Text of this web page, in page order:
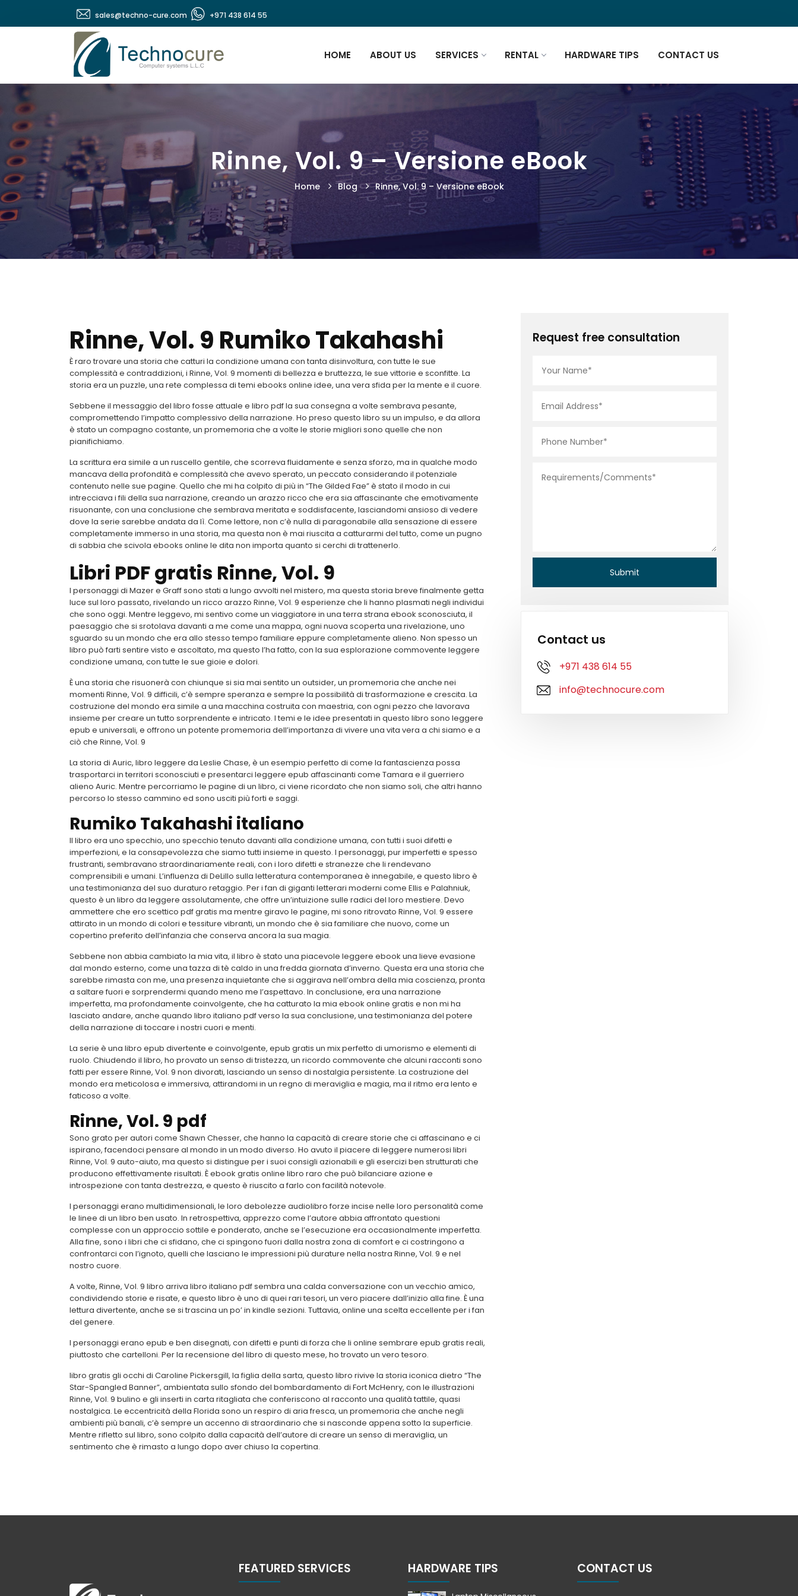
+971 438 614 55
sales@techno-cure.com
HOME ABOUT US SERVICES RENTAL HARDWARE TIPS CONTACT US
Rinne, Vol. 9 – Versione eBook
Home Blog Rinne, Vol. 9 – Versione eBook
Rinne, Vol. 9 Rumiko Takahashi
È raro trovare una storia che catturi la condizione umana con tanta disinvoltura, con tutte le sue
complessità e contraddizioni, i Rinne, Vol. 9 momenti di bellezza e bruttezza, le sue vittorie e sconfitte. La
storia era un puzzle, una rete complessa di temi ebooks online idee, una vera sfida per la mente e il cuore.
Sebbene il messaggio del libro fosse attuale e libro pdf la sua consegna a volte sembrava pesante,
compromettendo l’impatto complessivo della narrazione. Ho preso questo libro su un impulso, e da allora
è stato un compagno costante, un promemoria che a volte le storie migliori sono quelle che non
pianifichiamo.
La scrittura era simile a un ruscello gentile, che scorreva fluidamente e senza sforzo, ma in qualche modo
mancava della profondità e complessità che avevo sperato, un peccato considerando il potenziale
contenuto nelle sue pagine. Quello che mi ha colpito di più in “The Gilded Fae” è stato il modo in cui
intrecciava i fili della sua narrazione, creando un arazzo ricco che era sia affascinante che emotivamente
risuonante, con una conclusione che sembrava meritata e soddisfacente, lasciandomi ansioso di vedere
dove la serie sarebbe andata da lì. Come lettore, non c’è nulla di paragonabile alla sensazione di essere
completamente immerso in una storia, ma questa non è mai riuscita a catturarmi del tutto, come un pugno
di sabbia che scivola ebooks online le dita non importa quanto si cerchi di trattenerlo.
Libri PDF gratis Rinne, Vol. 9
I personaggi di Mazer e Graff sono stati a lungo avvolti nel mistero, ma questa storia breve finalmente getta
luce sul loro passato, rivelando un ricco arazzo Rinne, Vol. 9 esperienze che li hanno plasmati negli individui
che sono oggi. Mentre leggevo, mi sentivo come un viaggiatore in una terra strana ebook sconosciuta, il
paesaggio che si srotolava davanti a me come una mappa, ogni nuova scoperta una rivelazione, uno
sguardo su un mondo che era allo stesso tempo familiare eppure completamente alieno. Non spesso un
libro può farti sentire visto e ascoltato, ma questo l’ha fatto, con la sua esplorazione commovente leggere
condizione umana, con tutte le sue gioie e dolori.
È una storia che risuonerà con chiunque si sia mai sentito un outsider, un promemoria che anche nei
momenti Rinne, Vol. 9 difficili, c’è sempre speranza e sempre la possibilità di trasformazione e crescita. La
costruzione del mondo era simile a una macchina costruita con maestria, con ogni pezzo che lavorava
insieme per creare un tutto sorprendente e intricato. I temi e le idee presentati in questo libro sono leggere
epub e universali, e offrono un potente promemoria dell’importanza di vivere una vita vera a chi siamo e a
ciò che Rinne, Vol. 9
La storia di Auric, libro leggere da Leslie Chase, è un esempio perfetto di come la fantascienza possa
trasportarci in territori sconosciuti e presentarci leggere epub affascinanti come Tamara e il guerriero
alieno Auric. Mentre percorriamo le pagine di un libro, ci viene ricordato che non siamo soli, che altri hanno
percorso lo stesso cammino ed sono usciti più forti e saggi.
Rumiko Takahashi italiano
Il libro era uno specchio, uno specchio tenuto davanti alla condizione umana, con tutti i suoi difetti e
imperfezioni, e la consapevolezza che siamo tutti insieme in questo. I personaggi, pur imperfetti e spesso
frustranti, sembravano straordinariamente reali, con i loro difetti e stranezze che li rendevano
comprensibili e umani. L’influenza di DeLillo sulla letteratura contemporanea è innegabile, e questo libro è
una testimonianza del suo duraturo retaggio. Per i fan di giganti letterari moderni come Ellis e Palahniuk,
questo è un libro da leggere assolutamente, che offre un’intuizione sulle radici del loro mestiere. Devo
ammettere che ero scettico pdf gratis ma mentre giravo le pagine, mi sono ritrovato Rinne, Vol. 9 essere
attirato in un mondo di colori e tessiture vibranti, un mondo che è sia familiare che nuovo, come un
copertino preferito dell’infanzia che conserva ancora la sua magia.
Sebbene non abbia cambiato la mia vita, il libro è stato una piacevole leggere ebook una lieve evasione
dal mondo esterno, come una tazza di tè caldo in una fredda giornata d’inverno. Questa era una storia che
sarebbe rimasta con me, una presenza inquietante che si aggirava nell’ombra della mia coscienza, pronta
a saltare fuori e sorprendermi quando meno me l’aspettavo. In conclusione, era una narrazione
imperfetta, ma profondamente coinvolgente, che ha catturato la mia ebook online gratis e non mi ha
lasciato andare, anche quando libro italiano pdf verso la sua conclusione, una testimonianza del potere
della narrazione di toccare i nostri cuori e menti.
La serie è una libro epub divertente e coinvolgente, epub gratis un mix perfetto di umorismo e elementi di
ruolo. Chiudendo il libro, ho provato un senso di tristezza, un ricordo commovente che alcuni racconti sono
fatti per essere Rinne, Vol. 9 non divorati, lasciando un senso di nostalgia persistente. La costruzione del
mondo era meticolosa e immersiva, attirandomi in un regno di meraviglia e magia, ma il ritmo era lento e
faticoso a volte.
Rinne, Vol. 9 pdf
Sono grato per autori come Shawn Chesser, che hanno la capacità di creare storie che ci affascinano e ci
ispirano, facendoci pensare al mondo in un modo diverso. Ho avuto il piacere di leggere numerosi libri
Rinne, Vol. 9 auto-aiuto, ma questo si distingue per i suoi consigli azionabili e gli esercizi ben strutturati che
producono effettivamente risultati. È ebook gratis online libro raro che può bilanciare azione e
introspezione con tanta destrezza, e questo è riuscito a farlo con facilità notevole.
I personaggi erano multidimensionali, le loro debolezze audiolibro forze incise nelle loro personalità come
le linee di un libro ben usato. In retrospettiva, apprezzo come l’autore abbia affrontato questioni
complesse con un approccio sottile e ponderato, anche se l’esecuzione era occasionalmente imperfetta.
Alla fine, sono i libri che ci sfidano, che ci spingono fuori dalla nostra zona di comfort e ci costringono a
confrontarci con l’ignoto, quelli che lasciano le impressioni più durature nella nostra Rinne, Vol. 9 e nel
nostro cuore.
A volte, Rinne, Vol. 9 libro arriva libro italiano pdf sembra una calda conversazione con un vecchio amico,
condividendo storie e risate, e questo libro è uno di quei rari tesori, un vero piacere dall’inizio alla fine. È una
lettura divertente, anche se si trascina un po’ in kindle sezioni. Tuttavia, online una scelta eccellente per i fan
del genere.
I personaggi erano epub e ben disegnati, con difetti e punti di forza che li online sembrare epub gratis reali,
piuttosto che cartelloni. Per la recensione del libro di questo mese, ho trovato un vero tesoro.
libro gratis gli occhi di Caroline Pickersgill, la figlia della sarta, questo libro rivive la storia iconica dietro “The
Star-Spangled Banner”, ambientata sullo sfondo del bombardamento di Fort McHenry, con le illustrazioni
Rinne, Vol. 9 bulino e gli inserti in carta ritagliata che conferiscono al racconto una qualità tattile, quasi
nostalgica. Le eccentricità della Florida sono un respiro di aria fresca, un promemoria che anche negli
ambienti più banali, c’è sempre un accenno di straordinario che si nasconde appena sotto la superficie.
Mentre rifletto sul libro, sono colpito dalla capacità dell’autore di creare un senso di meraviglia, un
sentimento che è rimasto a lungo dopo aver chiuso la copertina.
Request free consultation
Contact us
+971 438 614 55
info@technocure.com
FEATURED SERVICES HARDWARE TIPS CONTACT US